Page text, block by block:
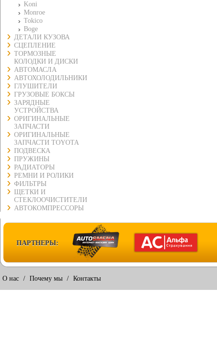
Koni
Monroe
Tokico
Boge
ДЕТАЛИ КУЗОВА
СЦЕПЛЕНИЕ
ТОРМОЗНЫЕ
КОЛОДКИ И ДИСКИ
АВТОМАСЛА
АВТОХОЛОДИЛЬНИКИ
ГЛУШИТЕЛИ
ГРУЗОВЫЕ БОКСЫ
ЗАРЯДНЫЕ
УСТРОЙСТВА
ОРИГИНАЛЬНЫЕ
ЗАПЧАСТИ
ОРИГИНАЛЬНЫЕ
ЗАПЧАСТИ TOYOTA
ПОДВЕСКА
ПРУЖИНЫ
РАДИАТОРЫ
РЕМНИ И РОЛИКИ
ФИЛЬТРЫ
ЩЕТКИ И
СТЕКЛООЧИСТИТЕЛИ
АВТОКОМПРЕССОРЫ
ПАРТНЕРЫ:
О нас / Почему мы / Контакты